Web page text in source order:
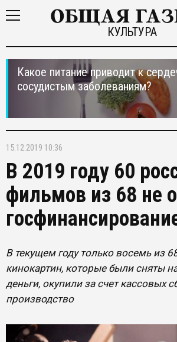
КУЛЬТУРА
Какое питание приводит к
сосудистым заболеваниям?
15.12.2019 10:36
В 2019 году 60
фильмов из 68 не
В текущем году только восемь из
кинокартин, которые были сняты
деньги, окупили за счет кассовых
производство